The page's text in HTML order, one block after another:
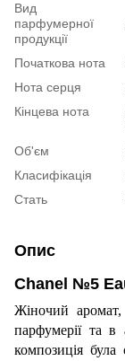
Вид
парфумерної
продукції
Початкова нота
Нота серця
Кінцева нота
Об'єм
Класифікація
Стать
Опис
Chanel №5
Жіночий аромат,
парфумерії та в
композиція